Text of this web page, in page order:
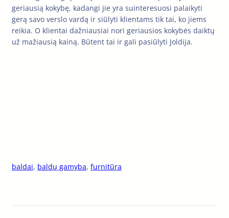
geriausią kokybę, kadangi jie yra suinteresuosi palaikyti
gerą savo verslo vardą ir siūlyti klientams tik tai, ko jiems
reikia. O klientai dažniausiai nori geriausios kokybės daiktų
už mažiausią kainą. Būtent tai ir gali pasiūlyti Joldija.
baldai, baldų gamyba, furnitūra